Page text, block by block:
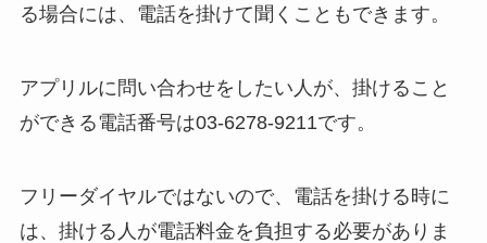
る場合には、電話を掛けて聞くこともできます。
アプリルに問い合わせをしたい人が、掛けること
ができる電話番号は03-6278-9211です。
フリーダイヤルではないので、電話を掛ける時に
は、掛ける人が電話料金を負担する必要がありま